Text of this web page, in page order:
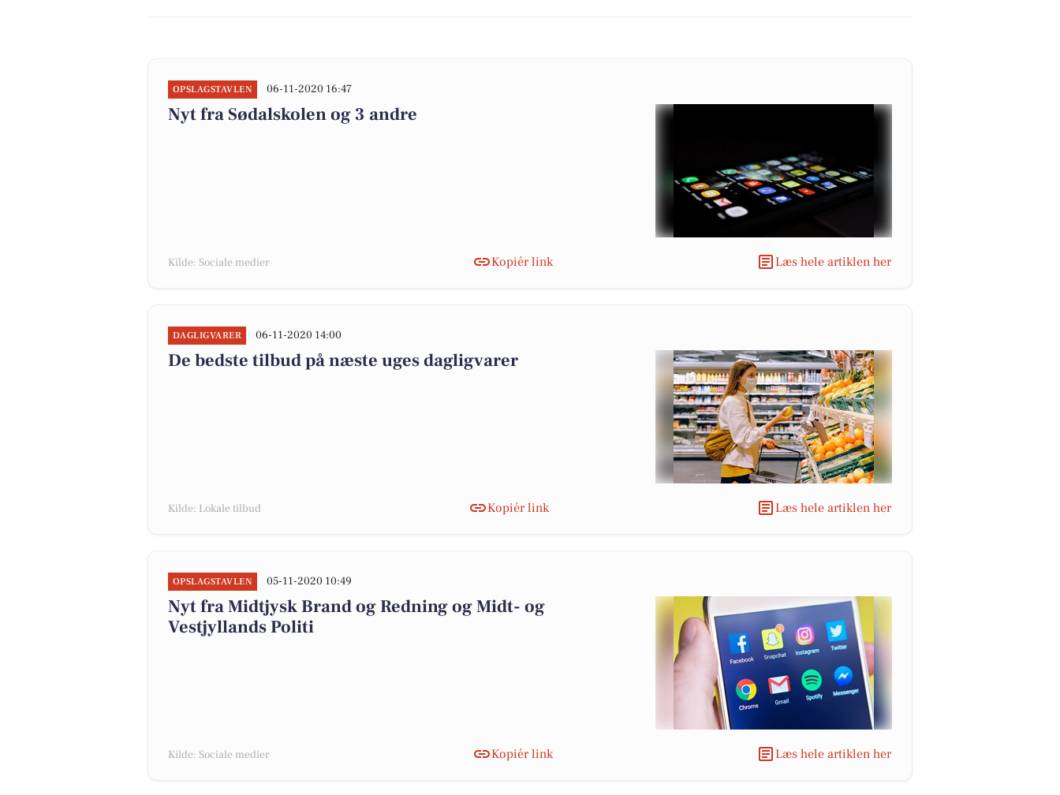
OPSLAGSTAVLEN 06-11-2020 16:47
Nyt fra Sødalskolen og 3 andre
Kilde: Sociale medier Kopiér link Læs hele artiklen her
DAGLIGVARER 06-11-2020 14:00
De bedste tilbud på næste uges dagligvarer
Kilde: Lokale tilbud Kopiér link Læs hele artiklen her
OPSLAGSTAVLEN 05-11-2020 10:49
Nyt fra Midtjysk Brand og Redning og Midt- og
Vestjyllands Politi
Kilde: Sociale medier Kopiér link Læs hele artiklen her